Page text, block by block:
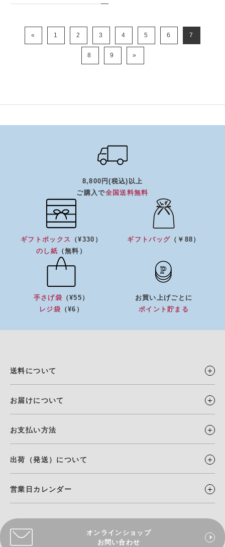
« 1 2 3 4 5 6 7
8 9 »
8,800円(税込)以上
ご購入で全国送料無料
ギフトボックス
（¥330）
のし紙 （無料）
ギフトバッグ （￥88）
手さげ袋 （¥55）
レジ袋 （¥6）
お買い上げごとに
ポイント貯まる
送料について
お届けについて
お支払い方法
出荷（発送）について
営業日カレンダー
オンラインショップ
お問い合わせ